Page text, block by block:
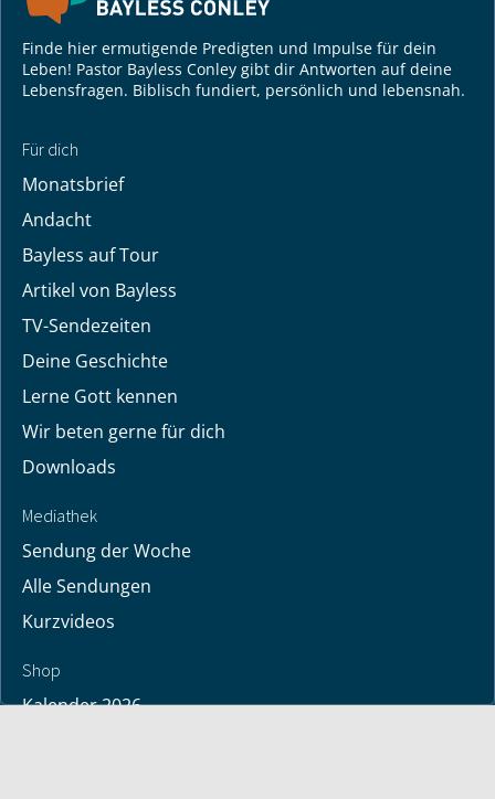
Finde hier ermutigende Predigten und Impulse für dein
Leben! Pastor Bayless Conley gibt dir Antworten auf deine
Lebensfragen. Biblisch fundiert, persönlich und lebensnah.
Für dich
Monatsbrief
Andacht
Bayless auf Tour
Artikel von Bayless
TV-Sendezeiten
Deine Geschichte
Lerne Gott kennen
Wir beten gerne für dich
Downloads
Mediathek
Sendung der Woche
Alle Sendungen
Kurzvideos
Shop
Kalender 2026